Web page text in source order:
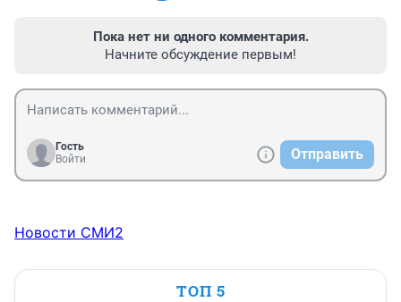
Пока нет ни одного комментария.
Начните обсуждение первым!
Гость
Войти
Отправить
Новости СМИ2
ТОП 5